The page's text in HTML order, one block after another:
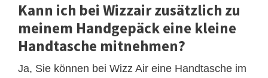
Kann ich bei Wizzair zusätzlich zu
meinem Handgepäck eine kleine
Handtasche mitnehmen?
Ja, Sie können bei Wizz Air eine Handtasche im